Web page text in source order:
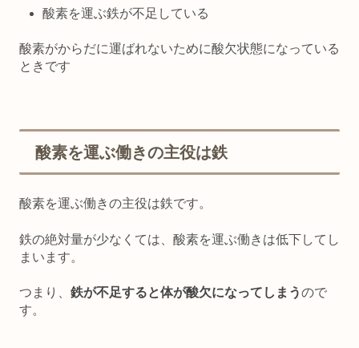
酸素を運ぶ鉄が不足している
酸素がからだに運ばれないために酸欠状態になっている
ときです
酸素を運ぶ働きの主役は鉄
酸素を運ぶ働きの主役は鉄です。
鉄の絶対量が少なくては、酸素を運ぶ働きは低下してし
まいます。
つまり、 鉄が不足すると体が酸欠になってしまうので
す。